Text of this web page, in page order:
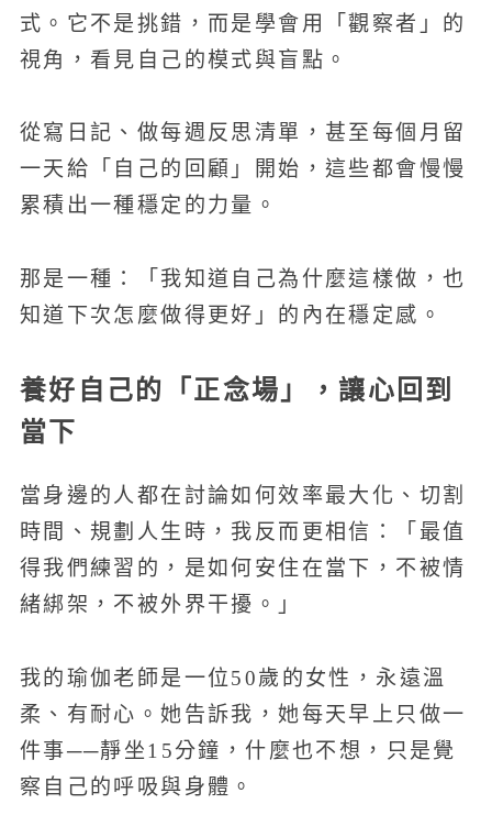
式。它不是挑錯，而是學會用「觀察者」的
視角，看見自己的模式與盲點。
從寫日記、做每週反思清單，甚至每個月留
一天給「自己的回顧」開始，這些都會慢慢
累積出一種穩定的力量。
那是一種：「我知道自己為什麼這樣做，也
知道下次怎麼做得更好」的內在穩定感。
養好自己的「正念場」，讓心回到
當下
當身邊的人都在討論如何效率最大化、切割
時間、規劃人生時，我反而更相信：「最值
得我們練習的，是如何安住在當下，不被情
緒綁架，不被外界干擾。」
我的瑜伽老師是一位50歲的女性，永遠溫
柔、有耐心。她告訴我，她每天早上只做一
件事──靜坐15分鐘，什麼也不想，只是覺
察自己的呼吸與身體。